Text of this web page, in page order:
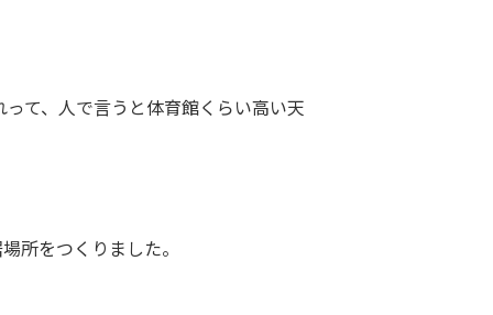
て、人で言うと体育館くらい高い天
所をつくりました。